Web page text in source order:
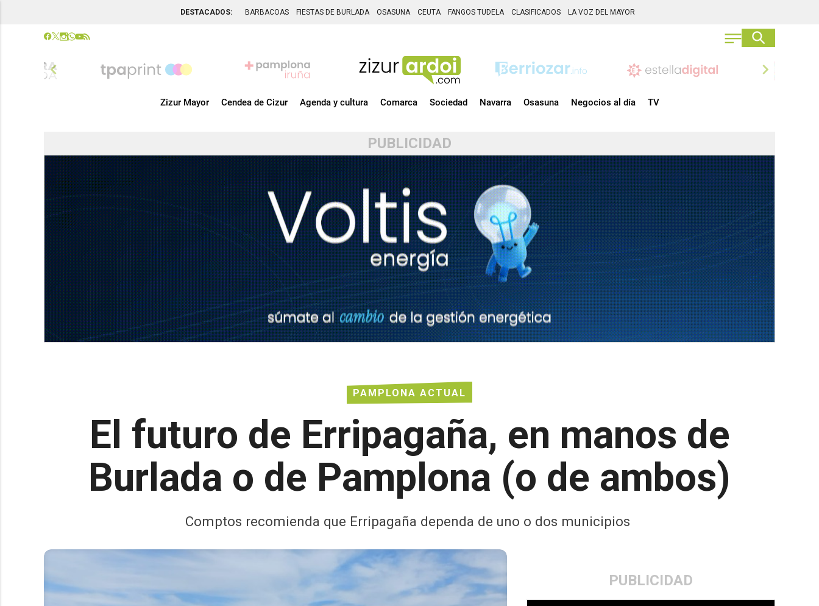
DESTACADOS: BARBACOAS FIESTAS DE BURLADA OSASUNA CEUTA FANGOS TUDELA CLASIFICADOS LA VOZ DEL MAYOR
chevron_left chevron_right
Zizur Mayor Cendea de Cizur Agenda y cultura Comarca Sociedad Navarra Osasuna Negocios al día TV
PUBLICIDAD
PAMPLONA ACTUAL
El futuro de Erripagaña, en manos de
Burlada o de Pamplona (o de ambos)
Comptos recomienda que Erripagaña dependa de uno o dos municipios
PUBLICIDAD